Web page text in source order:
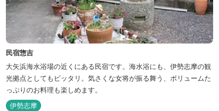
民宿惣吉
大矢浜海水浴場の近くにある民宿です。海水浴にも、伊勢志摩の観
光拠点としてもピッタリ。気さくな女将が振る舞う、ボリュームた
っぷりのお料理も楽しめます。
伊勢志摩